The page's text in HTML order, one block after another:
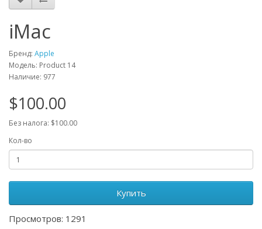
iMac
Бренд: Apple
Модель: Product 14
Наличие: 977
$100.00
Без налога: $100.00
Кол-во
Купить
Просмотров: 1291